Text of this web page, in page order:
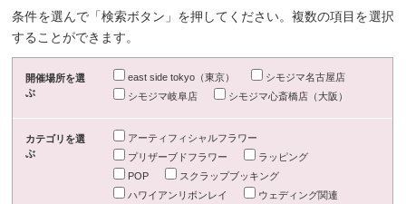
条件を選んで「検索ボタン」を押してください。複数の項目を選択
することができます。
開催場所を選
ぶ
east side tokyo（東京）
シモジマ名古屋店
シモジマ岐阜店
シモジマ心斎橋店（大阪）
カテゴリを選
ぶ
アーティフィシャルフラワー
プリザーブドフラワー
ラッピング
POP
スクラップブッキング
ハワイアンリボンレイ
ウェディング関連